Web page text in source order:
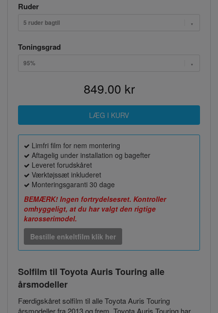
Ruder
5 ruder bagtil
Toningsgrad
95%
849.00 kr
Limfri film for nem montering
Aftagelig under installation og bagefter
Leveret forudskåret
Værktøjssæt inkluderet
Monteringsgaranti 30 dage
BEMÆRK! Ingen fortrydelsesret. Kontroller
omhyggeligt, at du har valgt den rigtige
karosserimodel.
Bestille enkeltfilm klik her
Solfilm til Toyota Auris Touring alle
årsmodeller
Færdigskåret solfilm til alle Toyota Auris Touring
årsmodeller fra 2013 og frem. Toyota Auris Touring har